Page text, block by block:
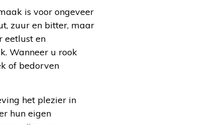
is voor ongeveer
zuur en bitter, maar
eetlust en
Wanneer u rook
of bedorven
het plezier in
hun eigen